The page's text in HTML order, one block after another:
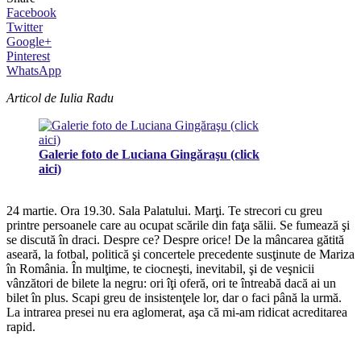
Facebook
Twitter
Google+
Pinterest
WhatsApp
Articol de Iulia Radu
Galerie foto de Luciana Gingăraşu (click
aici)
24 martie. Ora 19.30. Sala Palatului. Marţi. Te strecori cu greu
printre persoanele care au ocupat scările din faţa sălii. Se fumează şi
se discută în draci. Despre ce? Despre orice! De la mâncarea gătită
aseară, la fotbal, politică şi concertele precedente susţinute de Mariza
în România. În mulţime, te ciocneşti, inevitabil, şi de veşnicii
vânzători de bilete la negru: ori îţi oferă, ori te întreabă dacă ai un
bilet în plus. Scapi greu de insistenţele lor, dar o faci până la urmă.
La intrarea presei nu era aglomerat, aşa că mi-am ridicat acreditarea
rapid.